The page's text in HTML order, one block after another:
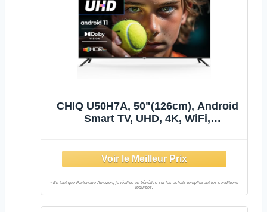
CHIQ U50H7A, 50"(126cm), Android
Smart TV, UHD, 4K, WiFi,